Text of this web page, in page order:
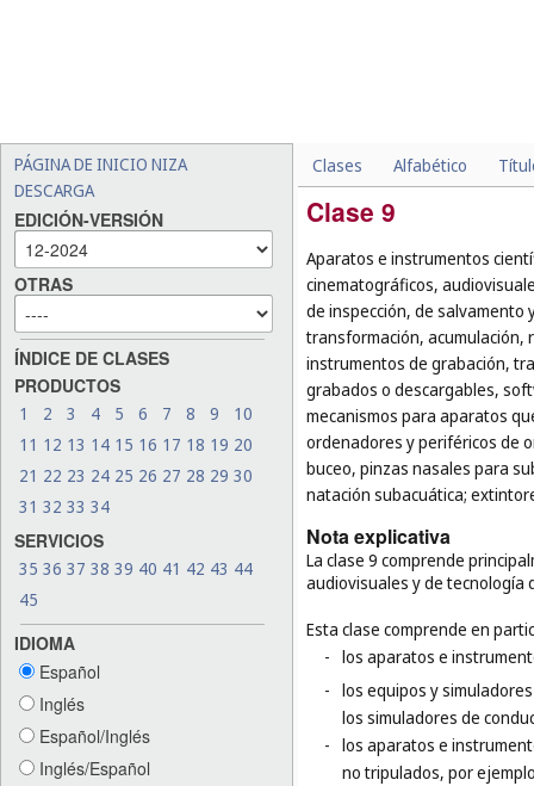
PÁGINA DE INICIO NIZA
DESCARGA
EDICIÓN-VERSIÓN
OTRAS
ÍNDICE DE CLASES
PRODUCTOS
1 2 3 4 5 6 7 8 9
10
11 12 13 14 15 16 17 18 19 20
21 22 23 24 25 26 27 28 29 30
31 32 33 34
SERVICIOS
35 36 37 38 39 40 41 42 43 44
45
IDIOMA
Español
Inglés
Español/Inglés
Inglés/Español
Clases Alfabético
Clase 9
Aparatos e instrumentos
cinematográficos,
de inspección, de salvamento
transformación, acumulación,
instrumentos de grabación,
grabados o descargables,
mecanismos para aparatos
ordenadores y periféricos de
buceo, pinzas nasales para
natación subacuática;
Nota explicativa
La clase 9 comprende
audiovisuales y de tecnología
Esta clase comprende en
- los aparatos e
- los equipos y
los simuladores de
- los aparatos e
no tripulados, por